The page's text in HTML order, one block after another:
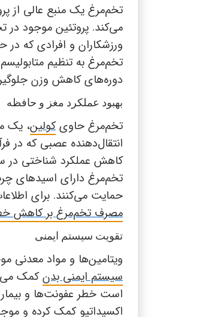
تخم‌مرغ یک منبع عالی از
می‌کند. پروتئین موجود
ورزشکاران و افرادی که
تخم‌مرغ به تنظیم
دوره‌های کاهش وزن
بهبود عملکرد مغز و حافظه
تخم‌مرغ حاویکولین، یک
انتقال‌دهنده عصبی که در
کاهش عملکرد شناختی در
تخم‌مرغ دارای اسیدهای
حمایت می‌کنند. برای
مصرف تخم‌مرغ بر کاهش خطر
تقویت سیستم ایمنی
ویتامین‌ها و مواد معدنی
سیستم ایمنی بدنکمک
است خطر عفونت‌ها و
اکسیداتیو کمک کرده و